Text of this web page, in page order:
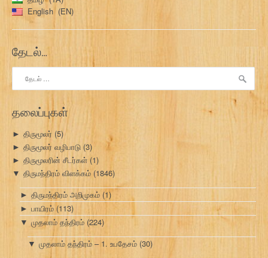
English
EN
தேடல்…
தேடு:
தலைப்புகள்
► திருமூலர் (5)
► திருமூலர் வழிபாடு (3)
► திருமூலரின் சீடர்கள் (1)
▼ திருமந்திரம் விளக்கம் (1846)
► திருமந்திரம் அறிமுகம் (1)
► பாயிரம் (113)
▼ முதலாம் தந்திரம் (224)
▼ முதலாம் தந்திரம் – 1. உபதேசம் (30)